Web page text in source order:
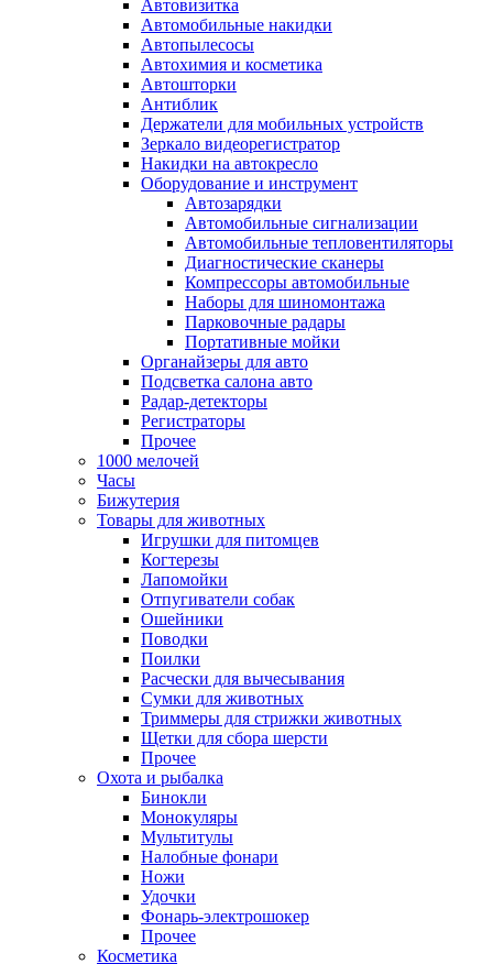
Автовизитка
Автомобильные накидки
Автопылесосы
Автохимия и косметика
Автошторки
Антиблик
Держатели для мобильных устройств
Зеркало видеорегистратор
Накидки на автокресло
Оборудование и инструмент
Автозарядки
Автомобильные сигнализации
Автомобильные тепловентиляторы
Диагностические сканеры
Компрессоры автомобильные
Наборы для шиномонтажа
Парковочные радары
Портативные мойки
Органайзеры для авто
Подсветка салона авто
Радар-детекторы
Регистраторы
Прочее
1000 мелочей
Часы
Бижутерия
Товары для животных
Игрушки для питомцев
Когтерезы
Лапомойки
Отпугиватели собак
Ошейники
Поводки
Поилки
Расчески для вычесывания
Сумки для животных
Триммеры для стрижки животных
Щетки для сбора шерсти
Прочее
Охота и рыбалка
Бинокли
Монокуляры
Мультитулы
Налобные фонари
Ножи
Удочки
Фонарь-электрошокер
Прочее
Косметика